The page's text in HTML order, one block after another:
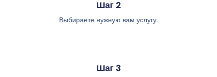
Шаг 2
Выбираете нужную вам услугу.
Шаг 3